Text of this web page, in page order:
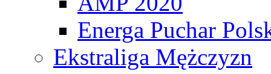
Energa Puchar
Ekstraliga Mężczyzn